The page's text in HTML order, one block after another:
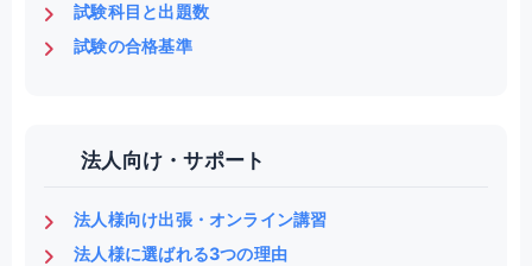
試験科目と出題数
試験の合格基準
法人向け・サポート
法人様向け出張・オンライン講習
法人様に選ばれる3つの理由